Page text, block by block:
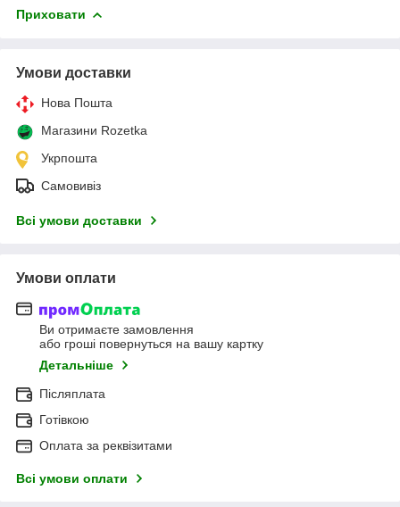
Приховати
Умови доставки
Нова Пошта
Магазини Rozetka
Укрпошта
Самовивіз
Всі умови доставки
Умови оплати
Ви отримаєте замовлення
або гроші повернуться на вашу картку
Детальніше
Післяплата
Готівкою
Оплата за реквізитами
Всі умови оплати